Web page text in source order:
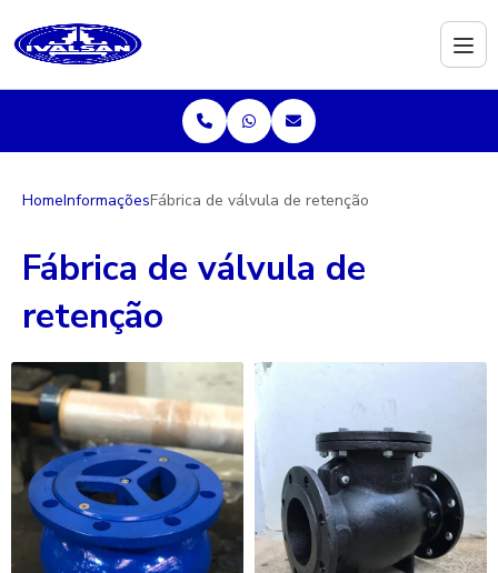
HomeInformaçõesFábrica de válvula de retenção
Fábrica de válvula de
retenção